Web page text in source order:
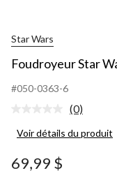
Star Wars
Foudroyeur Star
#050-0363-6
Aucune
pour
(0)
Voir détails du produit
69,99 $